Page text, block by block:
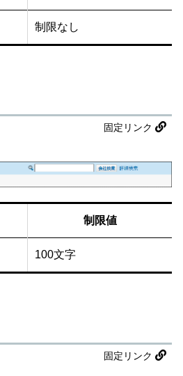
制限なし
固定リンク
制限値
100文字
固定リンク